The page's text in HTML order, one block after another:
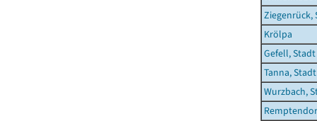
Ziegenrück,
Krölpa
Gefell, Stadt
Tanna, Stadt
Wurzbach,